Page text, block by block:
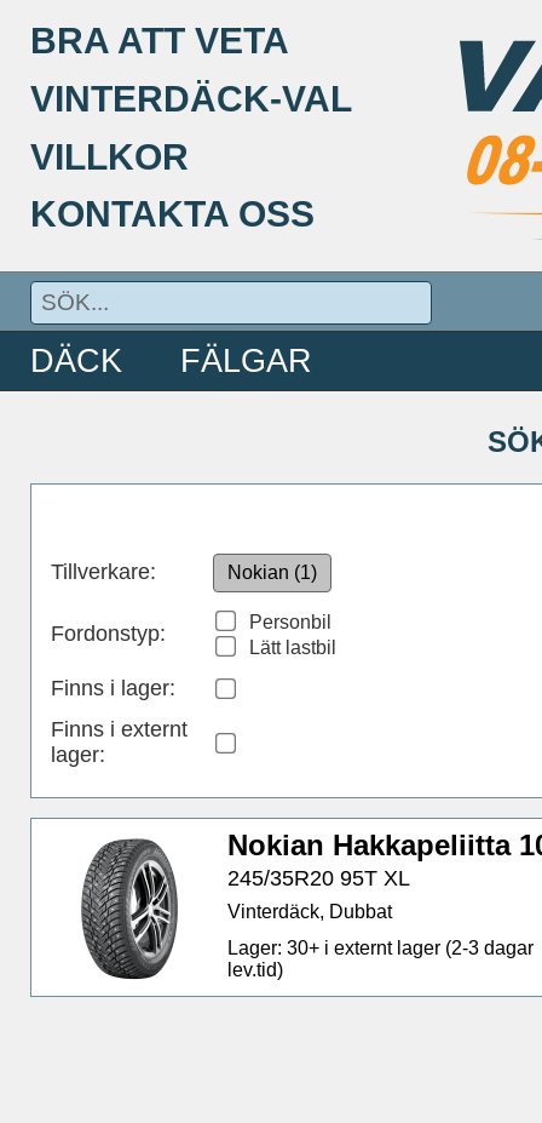
BRA ATT VETA
VINTERDÄCK-VAL
VILLKOR
KONTAKTA OSS
DÄCK FÄLGAR
Tillverkare: Nokian (1)
Fordonstyp:
Personbil
Lätt lastbil
Finns i lager:
Finns i externt
lager:
Nokian Hakkapeliitta
245/35R20 95T XL
Vinterdäck, Dubbat
Lager: 30+ i externt lager (2-3 dagar
lev.tid)